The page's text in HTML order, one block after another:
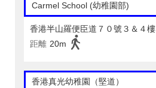
Carmel School (幼稚園部)
香港半山羅便臣道７０號３＆４樓
距離 20m
香港真光幼稚園（堅道）